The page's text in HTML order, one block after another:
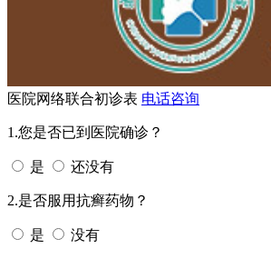
医院网络联合初诊表 电话咨询
1.您是否已到医院确诊？
是 还没有
2.是否服用抗癣药物？
是 没有